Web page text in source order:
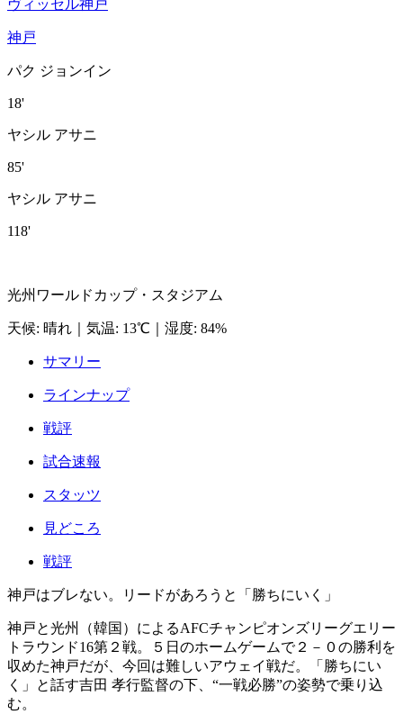
ヴィッセル神戸
神戸
パク ジョンイン
18'
ヤシル アサニ
85'
ヤシル アサニ
118'
光州ワールドカップ・スタジアム
天候: 晴れ 気温: 13℃ 湿度: 84%
サマリー
ラインナップ
戦評
試合速報
スタッツ
見どころ
戦評
神戸はブレない。リードがあろうと「勝ちにいく」
神戸と光州（韓国）によるAFCチャンピオンズリーグエリー
トラウンド16第２戦。５日のホームゲームで２－０の勝利を
収めた神戸だが、今回は難しいアウェイ戦だ。「勝ちにい
く」と話す吉田 孝行監督の下、“一戦必勝”の姿勢で乗り込
む。